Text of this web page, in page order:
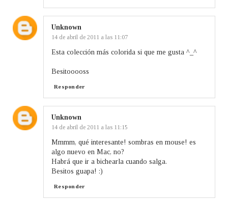
Unknown
14 de abril de 2011 a las 11:07
Esta colección más colorida si que me gusta ^_^
Besitooooss
Responder
Unknown
14 de abril de 2011 a las 11:15
Mmmm, qué interesante! sombras en mouse! es
algo nuevo en Mac, no?
Habrá que ir a bichearla cuando salga.
Besitos guapa! :)
Responder